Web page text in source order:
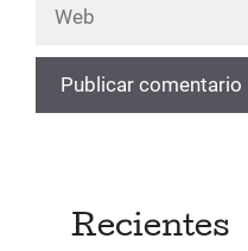
Recientes